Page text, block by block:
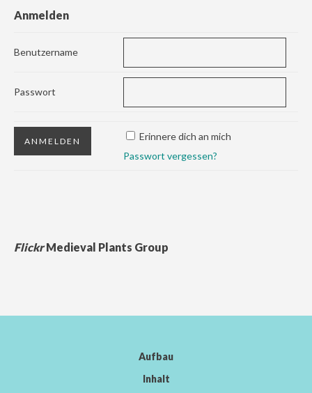
Anmelden
Benutzername
Passwort
Erinnere dich an mich
Passwort vergessen?
FlickrMedieval Plants Group
Aufbau
Inhalt